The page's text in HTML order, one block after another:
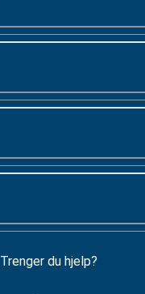
Trenger du hjelp?